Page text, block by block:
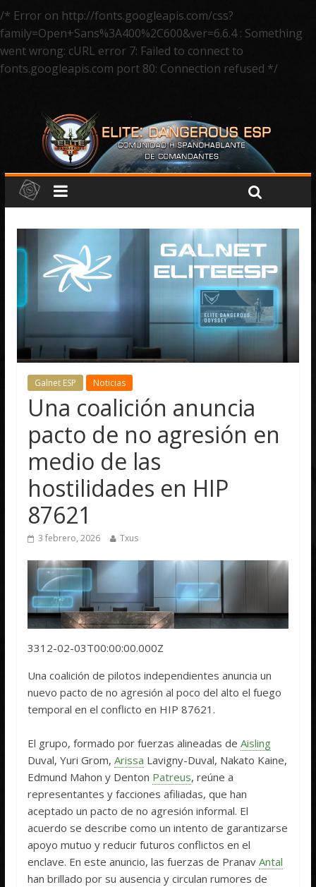
/* Error on http://fonts.googleapis.com/css?
family=Open+Sans%3A400%2C600&ver=6.6.4 : Something
went wrong: cURL error 7: Failed to connect to
fonts.googleapis.com port 80: Connection refused */
Galnet ESP Noticias
Una coalición anuncia
pacto de no agresión en
medio de las
hostilidades en HIP
87621
3 febrero, 2026 Txus
3312-02-03T00:00:00.000Z
Una coalición de pilotos independientes anuncia un
nuevo pacto de no agresión al poco del alto el fuego
temporal en el conflicto en HIP 87621.
El grupo, formado por fuerzas alineadas deAisling
Duval, Yuri Grom,Arissa Lavigny-Duval, Nakato Kaine,
Edmund Mahon y Denton Patreus, reúne a
representantes y facciones afiliadas, que han
aceptado un pacto de no agresión informal. El
acuerdo se describe como un intento de garantizarse
apoyo mutuo y reducir futuros conflictos en el
enclave. En este anuncio, las fuerzas de PranavAntal
han brillado por su ausencia y circulan rumores de